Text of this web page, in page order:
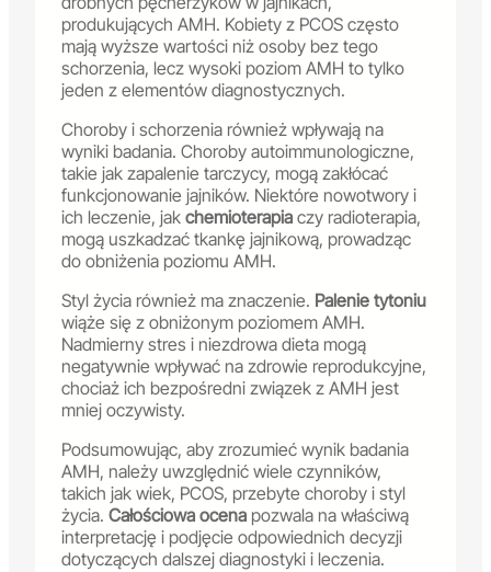
produkujących AMH. Kobiety z PCOS często
mają wyższe wartości niż osoby bez tego
schorzenia, lecz wysoki poziom AMH to tylko
jeden z elementów diagnostycznych.
Choroby i schorzenia również wpływają na
wyniki badania. Choroby autoimmunologiczne,
takie jak zapalenie tarczycy, mogą zakłócać
funkcjonowanie jajników. Niektóre nowotwory i
ich leczenie, jak chemioterapia czy radioterapia,
mogą uszkadzać tkankę jajnikową, prowadząc
do obniżenia poziomu AMH.
Styl życia również ma znaczenie. Palenie tytoniu
wiąże się z obniżonym poziomem AMH.
Nadmierny stres i niezdrowa dieta mogą
negatywnie wpływać na zdrowie reprodukcyjne,
chociaż ich bezpośredni związek z AMH jest
mniej oczywisty.
Podsumowując, aby zrozumieć wynik badania
AMH, należy uwzględnić wiele czynników,
takich jak wiek, PCOS, przebyte choroby i styl
życia. Całościowa ocena pozwala na właściwą
interpretację i podjęcie odpowiednich decyzji
dotyczących dalszej diagnostyki i leczenia.